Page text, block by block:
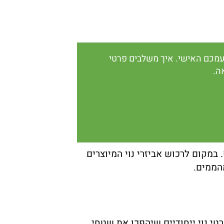
טעמכם האישי. איך משלבים פרטי
לרכוש אביזרי נוי המיוצרים